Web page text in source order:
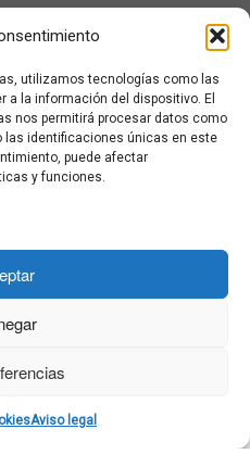
utilizamos tecnologías como las
la información del dispositivo. El
nos permitirá procesar datos como
las identificaciones únicas en este
puede afectar
y funciones.
Aviso legal
legal
sobre las cookies
al correo
cookies
cookies (UE)
privacidad
con nosotros
Tema Customizr